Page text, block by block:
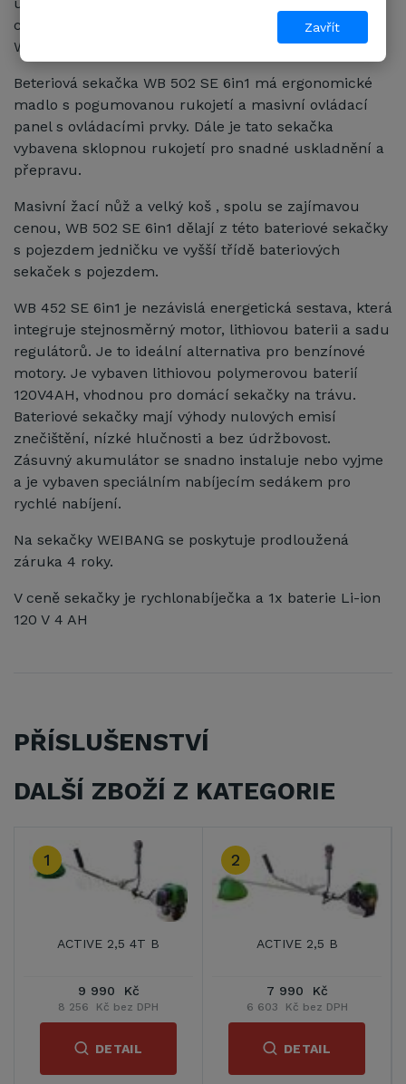
centrální nastavení výšky sečení je u značky
WEIBANG také samozřejmostí.
Beteriová sekačka WB 502 SE 6in1 má ergonomické
madlo s pogumovanou rukojetí a masivní ovládací
panel s ovládacími prvky. Dále je tato sekačka
vybavena sklopnou rukojetí pro snadné uskladnění a
přepravu.
Masivní žací nůž a velký koš , spolu se zajímavou
cenou, WB 502 SE 6in1 dělají z této bateriové sekačky
s pojezdem jedničku ve vyšší třídě bateriových
sekaček s pojezdem.
WB 452 SE 6in1 je nezávislá energetická sestava, která
integruje stejnosměrný motor, lithiovou baterii a sadu
regulátorů. Je to ideální alternativa pro benzínové
motory. Je vybaven lithiovou polymerovou baterií
120V4AH, vhodnou pro domácí sekačky na trávu.
Bateriové sekačky mají výhody nulových emisí
znečištění, nízké hlučnosti a bez údržbovost.
Zásuvný akumulátor se snadno instaluje nebo vyjme
a je vybaven speciálním nabíjecím sedákem pro
rychlé nabíjení.
Na sekačky WEIBANG se poskytuje prodloužená
záruka 4 roky.
V ceně sekačky je rychlonabíječka a 1x baterie Li-ion
120 V 4 AH
PŘÍSLUŠENSTVÍ
DALŠÍ ZBOŽÍ Z KATEGORIE
2,5 B
Kč bez DPH
ACTIVE 2,9 B
7 181 Kč bez DPH
Zavřít